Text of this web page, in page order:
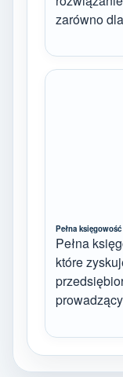
zarówno
Pełna
Pełna
które